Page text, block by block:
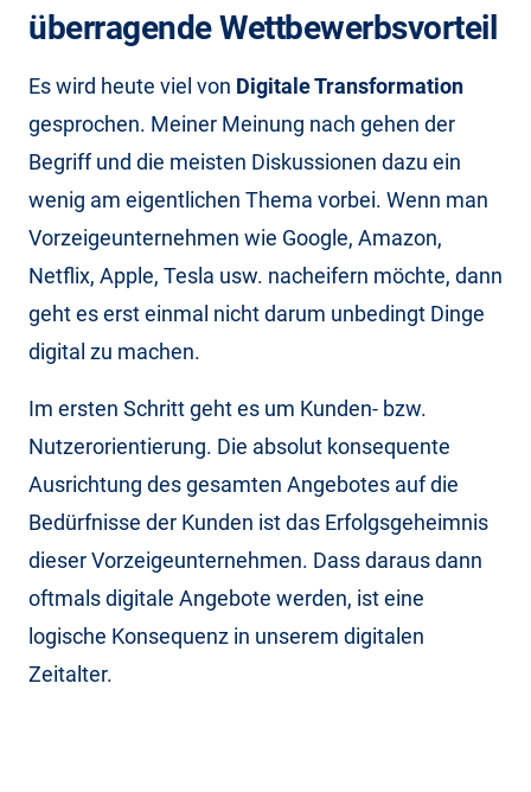
überragende Wettbewerbsvorteil
Es wird heute viel von Digitale Transformation
gesprochen. Meiner Meinung nach gehen der
Begriff und die meisten Diskussionen dazu ein
wenig am eigentlichen Thema vorbei. Wenn man
Vorzeigeunternehmen wie Google, Amazon,
Netflix, Apple, Tesla usw. nacheifern möchte, dann
geht es erst einmal nicht darum unbedingt Dinge
digital zu machen.
Im ersten Schritt geht es um Kunden- bzw.
Nutzerorientierung. Die absolut konsequente
Ausrichtung des gesamten Angebotes auf die
Bedürfnisse der Kunden ist das Erfolgsgeheimnis
dieser Vorzeigeunternehmen. Dass daraus dann
oftmals digitale Angebote werden, ist eine
logische Konsequenz in unserem digitalen
Zeitalter.